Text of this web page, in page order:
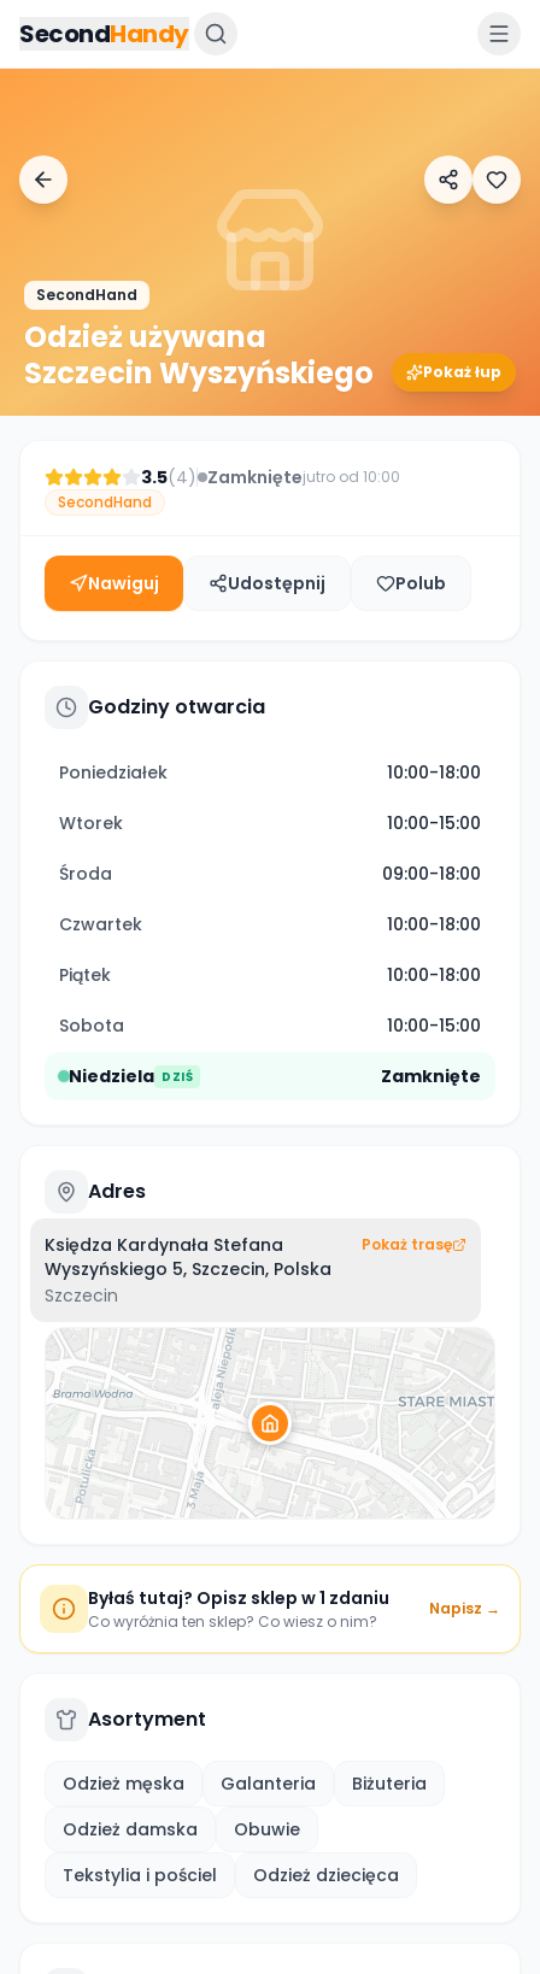
SecondHandy
SecondHand
Odzież używana
Szczecin Wyszyńskiego
Pokaż łup
3.5(4) Zamkniętejutro od 10:00
SecondHand
Nawiguj Udostępnij Polub
Godziny otwarcia
Poniedziałek 10:00-18:00
Wtorek 10:00-15:00
Środa 09:00-18:00
Czwartek 10:00-18:00
Piątek 10:00-18:00
Sobota 10:00-15:00
Niedziela DZIŚ Zamknięte
Adres
Księdza Kardynała Stefana
Wyszyńskiego 5, Szczecin, Polska
Szczecin
Pokaż trasę
Byłaś tutaj? Opisz sklep w 1 zdaniu
Co wyróżnia ten sklep? Co wiesz o nim?
Napisz →
Asortyment
Odzież męska Galanteria
Biżuteria
Odzież damska
Obuwie
Tekstylia i pościel
Odzież dziecięca